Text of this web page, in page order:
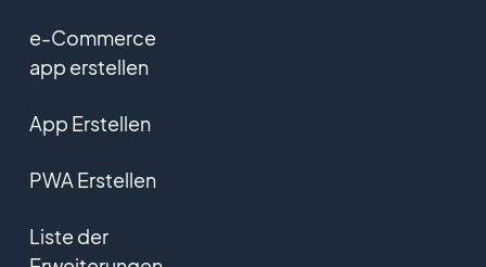
e-Commerce
app erstellen
App Erstellen
PWA Erstellen
Liste der